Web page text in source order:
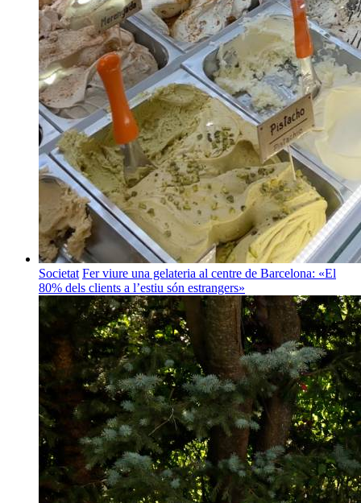
Societat Fer viure una gelateria al centre de Barcelona: «El
80% dels clients a l’estiu són estrangers»